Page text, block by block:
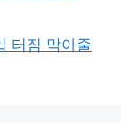
터짐 막아줄